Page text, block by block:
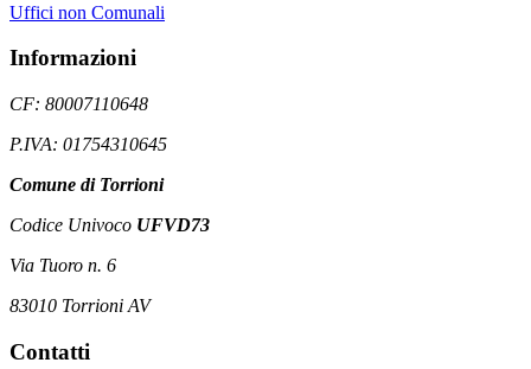
Uffici non Comunali
Informazioni
CF: 80007110648
P.IVA: 01754310645
Comune di Torrioni
Codice Univoco UFVD73
Via Tuoro n. 6
83010 Torrioni AV
Contatti